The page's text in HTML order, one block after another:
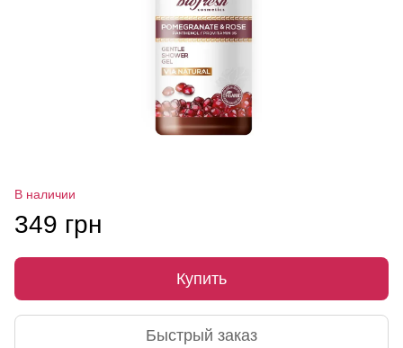
В наличии
349 грн
Купить
Быстрый заказ